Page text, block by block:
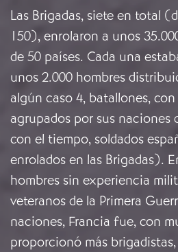
Las Brigadas, siete en total
150), enrolaron a unos
de 50 países. Cada una
unos 2.000 hombres
algún caso 4, batallones,
agrupados por sus
con el tiempo, soldados
enrolados en las Brigadas).
hombres sin experiencia
veteranos de la Primera
naciones, Francia fue, con
proporcionó más